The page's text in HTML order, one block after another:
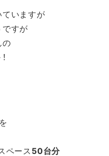
いますが
すが
の
ペース50台分